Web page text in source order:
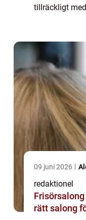
tillräckligt
09 juni 2026
redaktionel
rätt salong